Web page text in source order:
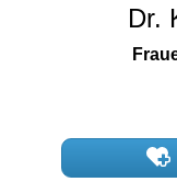
Dr.